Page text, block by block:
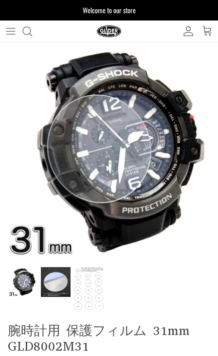
ッ
Welcome to our store
よくある質問
お客様からいただいたご質問をまとめており
ます
注文について 製品について
腕時計用 保護フィルム 31mm
GLD8002M31